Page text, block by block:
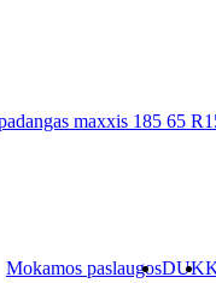
maxxis 185 65
Mokamos paslaugosDUK